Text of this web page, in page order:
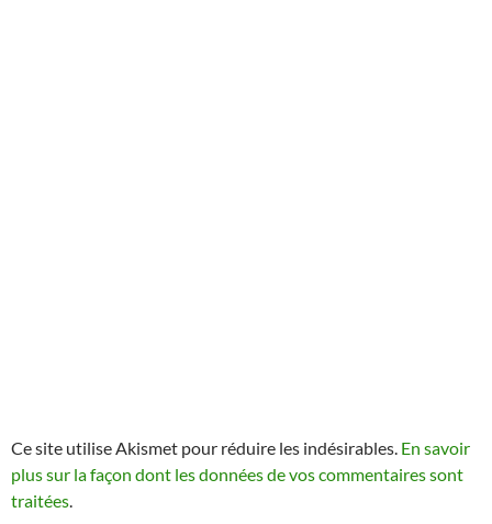
Ce site utilise Akismet pour réduire les indésirables. En savoir
plus sur la façon dont les données de vos commentaires sont
traitées.